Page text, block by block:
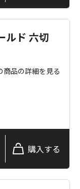
ルド 六切
商品の詳細を見る
購入する